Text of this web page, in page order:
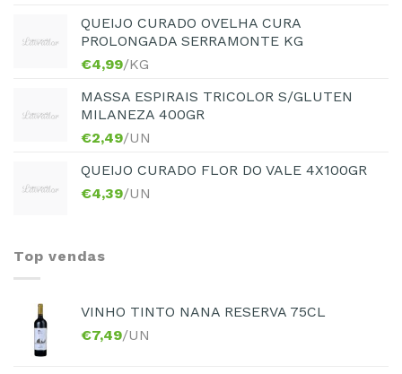
QUEIJO CURADO OVELHA CURA
PROLONGADA SERRAMONTE KG
€4,99/KG
MASSA ESPIRAIS TRICOLOR S/GLUTEN
MILANEZA 400GR
€2,49/UN
QUEIJO CURADO FLOR DO VALE 4X100GR
€4,39/UN
Top vendas
VINHO TINTO NANA RESERVA 75CL
€7,49/UN